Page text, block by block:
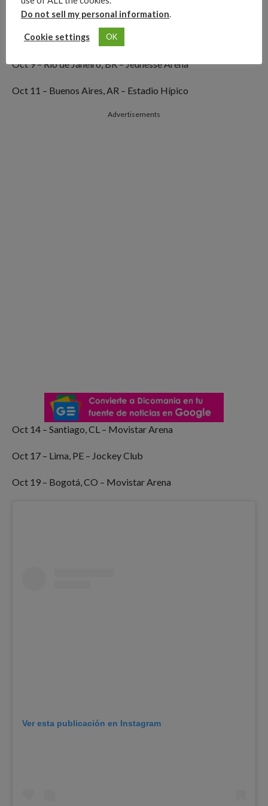
Fechas de la gira en América Latina de Harry Styles para
Oct 7 – Sao Paulo, BR – Allianz Parque
Oct 9 – Rio de Janeiro, BR – Jeunesse Arena
Oct 11 – Buenos Aires, AR – Estadio Hípico
Advertisements
Oct 14 – Santiago, CL – Movistar Arena
Oct 17 – Lima, PE – Jockey Club
Oct 19 – Bogotá, CO – Movistar Arena
Ver esta publicación en Instagram
Do not sell my personal information.
Cookie settings OK